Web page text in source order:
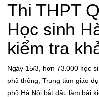
Thi THPT
Học sinh
kiểm tra
Ngày 15/3, hơn 73.000 học
phổ thông, Trung tâm giáo
phố Hà Nội bắt đầu làm bài